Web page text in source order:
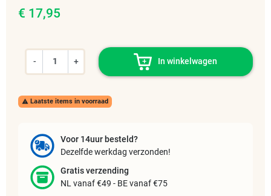
€ 17,95
- + In winkelwagen
 Laatste items in voorraad
Voor 14uur besteld?
Dezelfde werkdag verzonden!
Gratis verzending
NL vanaf €49 - BE vanaf €75